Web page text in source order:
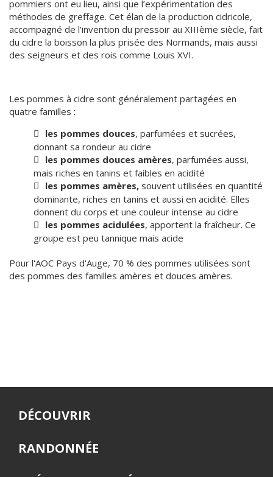
pommiers ont eu lieu, ainsi que l’expérimentation des
méthodes de greffage. Cet élan de la production cidricole,
accompagné de l’invention du pressoir au XIIIème siècle, fait
du cidre la boisson la plus prisée des Normands, mais aussi
des seigneurs et des rois comme Louis XVI.
Les pommes à cidre sont généralement partagées en
quatre familles :
les pommes douces, parfumées et sucrées,
donnant sa rondeur au cidre
les pommes douces amères, parfumées aussi,
mais riches en tanins et faibles en acidité
les pommes amères, souvent utilisées en quantité
dominante, riches en tanins et aussi en acidité. Elles
donnent du corps et une couleur intense au cidre
les pommes acidulées, apportent la fraîcheur. Ce
groupe est peu tannique mais acide
Pour l'AOC Pays d'Auge, 70 % des pommes utilisées sont
des pommes des familles amères et douces amères.
DÉCOUVRIR
RANDONNÉE